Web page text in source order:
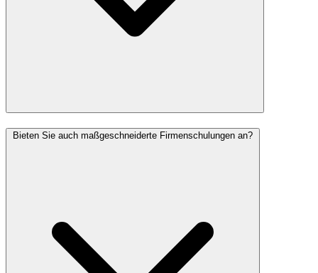
Bieten Sie auch maßgeschneiderte Firmenschulungen an?